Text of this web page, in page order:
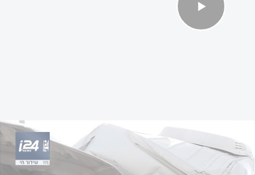
מסחרי פגע במשאית שהוביל לתאונה קטלנית
בזירת התאונה
לשמונה שנפצעו באורח בינוני וקל.
התאונה", סיפרו החובשים.